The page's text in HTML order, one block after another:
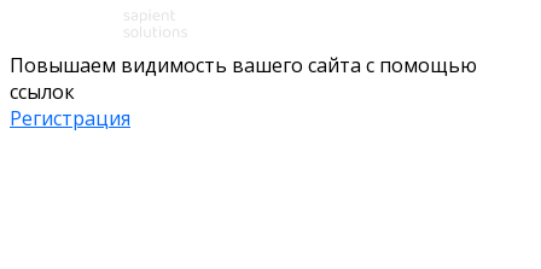
Повышаем видимость вашего сайта с помощью
ссылок
Регистрация